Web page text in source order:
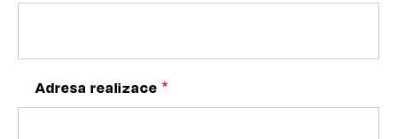
Adresa realizace